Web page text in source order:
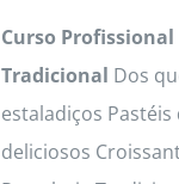
may
be
chosen
Curso
Tradicional Dos
estaladiços Pastéis
deliciosos